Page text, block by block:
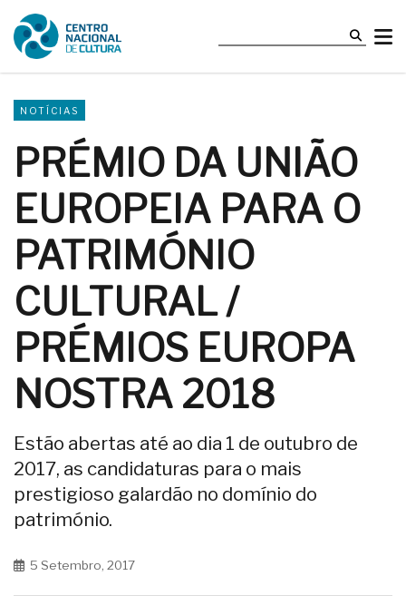
NOTÍCIAS
PRÉMIO DA UNIÃO
EUROPEIA PARA O
PATRIMÓNIO
CULTURAL /
PRÉMIOS EUROPA
NOSTRA 2018
Estão abertas até ao dia 1 de outubro de
2017, as candidaturas para o mais
prestigioso galardão no domínio do
património.
5 Setembro, 2017